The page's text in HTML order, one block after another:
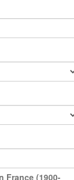
France (1900-